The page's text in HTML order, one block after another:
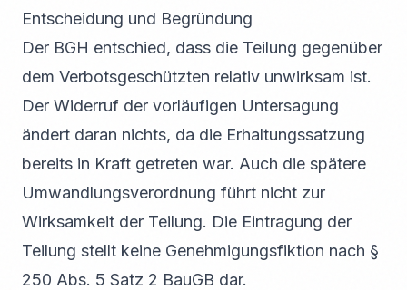
Entscheidung und Begründung
Der BGH entschied, dass die Teilung gegenüber
dem Verbotsgeschützten relativ unwirksam ist.
Der Widerruf der vorläufigen Untersagung
ändert daran nichts, da die Erhaltungssatzung
bereits in Kraft getreten war. Auch die spätere
Umwandlungsverordnung führt nicht zur
Wirksamkeit der Teilung. Die Eintragung der
Teilung stellt keine Genehmigungsfiktion nach §
250 Abs. 5 Satz 2 BauGB dar.